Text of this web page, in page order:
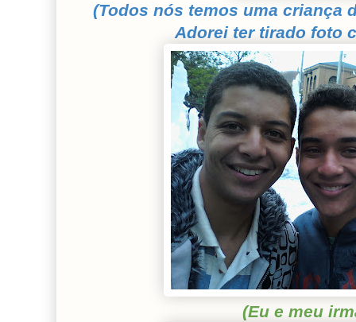
(Todos nós temos uma criança
Adorei ter tirado foto
(Eu e meu